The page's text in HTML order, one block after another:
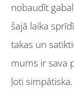
nobaudīt
šajā laika
takas un
mums ir sava
ļoti